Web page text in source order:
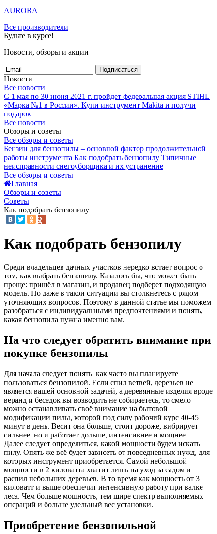
AURORA
Все производители
Будьте в курсе!
Новости, обзоры и акции
Подписаться
Новости
Все новости
С 1 мая по 30 июня 2021 г. пройдет федеральная акция STIHL
«Марка №1 в России». Купи инструмент Makita и получи
подарок
Все новости
Обзоры и советы
Все обзоры и советы
Бензин для бензопилы – основной фактор продолжительной
работы инструмента Как подобрать бензопилу Типичные
неисправности снегоуборщика и их устранение
Все обзоры и советы
Главная
Обзоры и советы
Советы
Как подобрать бензопилу
Как подобрать бензопилу
Среди владельцев дачных участков нередко встает вопрос о
том, как выбрать бензопилу. Казалось бы, что может быть
проще: пришёл в магазин, и продавец подберет подходящую
модель. Но даже в такой ситуации вы столкнётесь с рядом
уточняющих вопросов. Поэтому в данной статье мы поможем
разобраться с индивидуальными предпочтениями и понять,
какая бензопила нужна именно вам.
На что следует обратить внимание при
покупке бензопилы
Для начала следует понять, как часто вы планируете
пользоваться бензопилой. Если спил ветвей, деревьев не
является вашей основной задачей, а деревянные изделия вроде
веранд и беседок вы возводить не собираетесь, то смело
можно останавливать своё внимание на бытовой
модификации пилы, которой под силу рабочий курс 40-45
минут в день. Весит она больше, стоит дороже, вибрирует
сильнее, но и работает дольше, интенсивнее и мощнее.
Далее следует определиться, какой мощности будем искать
пилу. Опять же всё будет зависеть от повседневных нужд, для
которых инструмент приобретается. Самой небольшой
мощности в 2 киловатта хватит лишь на уход за садом и
распил небольших деревьев. В то время как мощность от 3
киловатт и выше обеспечит интенсивную работу при валке
леса. Чем больше мощность, тем шире спектр выполняемых
операций и больше удельный вес установки.
Приобретение бензопильной